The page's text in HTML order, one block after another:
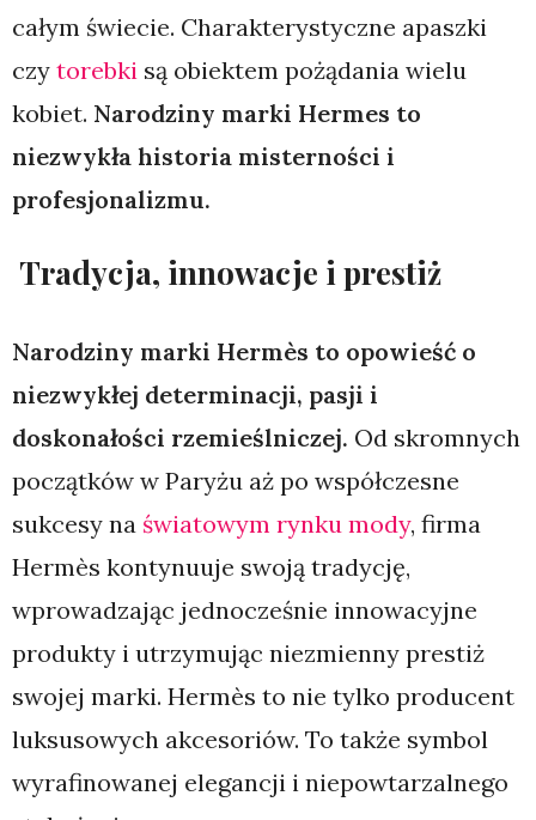
całym świecie. Charakterystyczne apaszki
czy torebki są obiektem pożądania wielu
kobiet. Narodziny marki Hermes to
niezwykła historia misterności i
profesjonalizmu.
Tradycja, innowacje i prestiż
Narodziny marki Hermès to opowieść o
niezwykłej determinacji, pasji i
doskonałości rzemieślniczej. Od skromnych
początków w Paryżu aż po współczesne
sukcesy na światowym rynku mody, firma
Hermès kontynuuje swoją tradycję,
wprowadzając jednocześnie innowacyjne
produkty i utrzymując niezmienny prestiż
swojej marki. Hermès to nie tylko producent
luksusowych akcesoriów. To także symbol
wyrafinowanej elegancji i niepowtarzalnego